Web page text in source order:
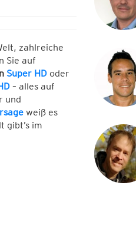
zahlreiche
Sie auf
Super HDoder
– alles auf
und
weiß es
gibt’s im